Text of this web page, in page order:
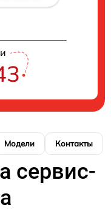
Модели Контакты
сервис-